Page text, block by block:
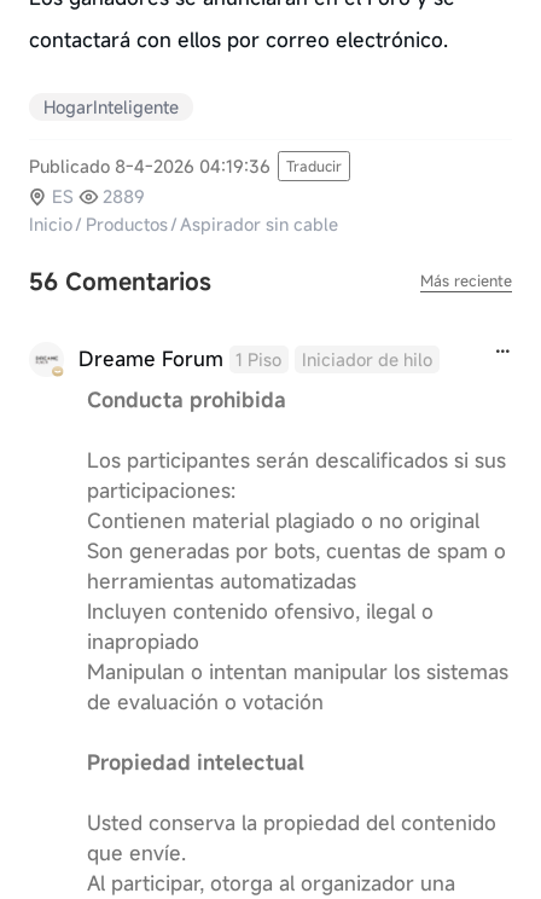
contactará con ellos por correo electrónico.
HogarInteligente
Publicado 8-4-2026 04:19:36 Traducir
ES
2889
Inicio/ Productos/Aspirador sin cable
56 Comentarios Más reciente
Dreame Forum 1 Piso Iniciador de hilo
Conducta prohibida
Los participantes serán descalificados si sus
participaciones:
Contienen material plagiado o no original
Son generadas por bots, cuentas de spam o
herramientas automatizadas
Incluyen contenido ofensivo, ilegal o
inapropiado
Manipulan o intentan manipular los sistemas
de evaluación o votación
Propiedad intelectual
Usted conserva la propiedad del contenido
que envíe.
Al participar, otorga al organizador una